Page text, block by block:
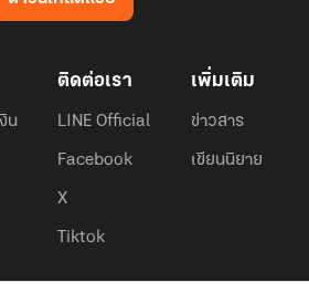
น
ติดต่อเรา
LINE Official
Facebook
X
Tiktok
เพิ่มเติม
ข่าวสาร
เขียนนิยาย